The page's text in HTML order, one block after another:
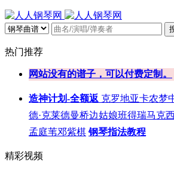
热门推荐
网站没有的谱子，可以付费定制。
造神计划-全额返 克罗地亚卡农梦
德·克莱德曼桥边姑娘班得瑞马克
孟庭苇邓紫棋 钢琴指法教程
精彩视频